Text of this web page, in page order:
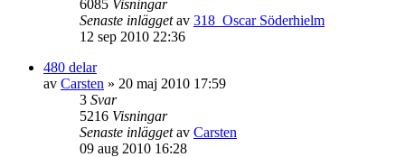
6085 Visningar
Senaste inläggetav 318_Oscar Söderhielm
12 sep 2010 22:36
480 delar
av Carsten » 20 maj 2010 17:59
3 Svar
5216 Visningar
Senaste inläggetav Carsten
09 aug 2010 16:28